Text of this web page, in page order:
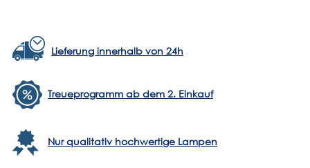
Lieferung innerhalb von 24h
Treueprogramm ab dem 2. Einkauf
Nur qualitativ hochwertige Lampen